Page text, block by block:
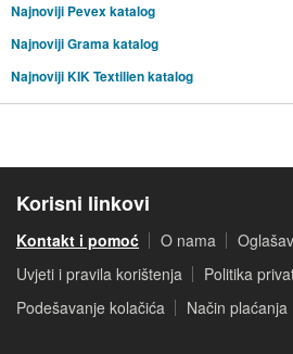
Najnoviji Pevex katalog
Najnoviji Grama katalog
Najnoviji KIK Textilien katalog
Korisni linkovi
Kontakt i pomoć O nama
Uvjeti i pravila korištenja
Politika
Podešavanje kolačića
Način plaćanja